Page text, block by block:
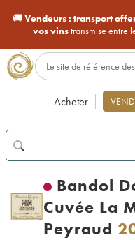
🚚Vendeurs : transport
vos vinstransmise entre
Acheter
Bandol
Cuvée La
Peyraud